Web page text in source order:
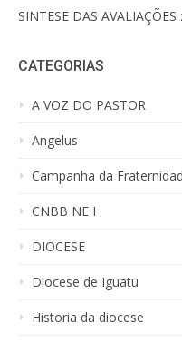
SINTESE DAS
CATEGORIAS
A VOZ DO PASTOR
Angelus
Campanha da
CNBB NE I
DIOCESE
Diocese de Iguatu
Historia da diocese